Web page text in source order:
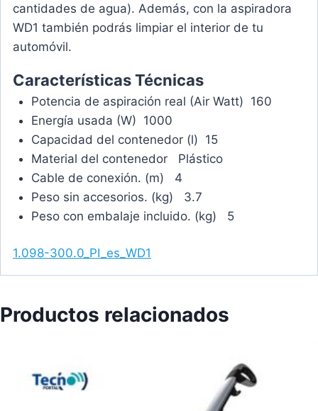
cantidades de agua). Además, con la aspiradora
WD1 también podrás limpiar el interior de tu
automóvil.
Características Técnicas
Potencia de aspiración real (Air Watt) 160
Energía usada (W) 1000
Capacidad del contenedor (l) 15
Material del contenedor Plástico
Cable de conexión. (m) 4
Peso sin accesorios. (kg) 3.7
Peso con embalaje incluido. (kg) 5
1.098-300.0_PI_es_WD1
Productos relacionados